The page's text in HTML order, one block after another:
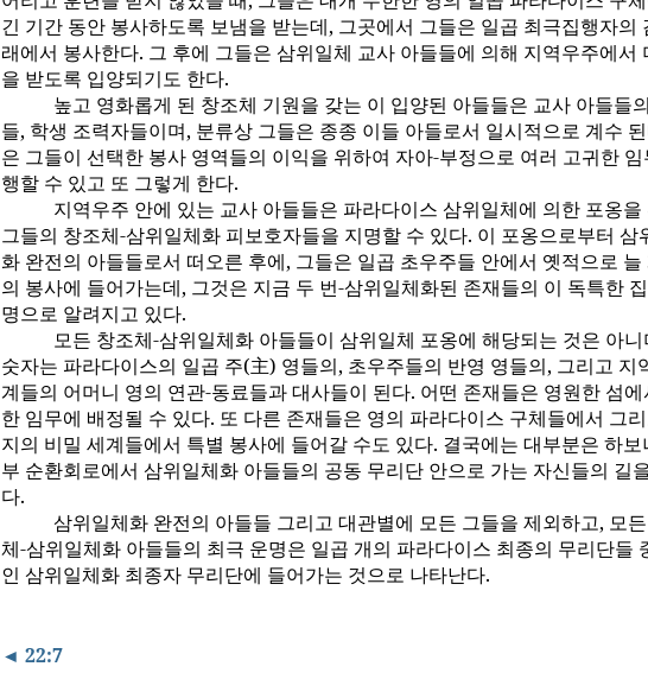
긴 기간 동안 봉사하도록 보냄을 받는데, 그곳에서 그들은 일곱 최극집행자의
래에서 봉사한다. 그 후에 그들은 삼위일체 교사 아들들에 의해 지역우주에서
을 받도록 입양되기도 한다.
높고 영화롭게 된 창조체 기원을 갖는 이 입양된 아들들은 교사 아들들
들, 학생 조력자들이며, 분류상 그들은 종종 이들 아들로서 일시적으로 계수
은 그들이 선택한 봉사 영역들의 이익을 위하여 자아-부정으로 여러 고귀한 임
행할 수 있고 또 그렇게 한다.
지역우주 안에 있는 교사 아들들은 파라다이스 삼위일체에 의한 포옹을
그들의 창조체-삼위일체화 피보호자들을 지명할 수 있다. 이 포옹으로부터 삼
화 완전의 아들들로서 떠오른 후에, 그들은 일곱 초우주들 안에서 옛적으로 늘
의 봉사에 들어가는데, 그것은 지금 두 번-삼위일체화된 존재들의 이 독특한
명으로 알려지고 있다.
모든 창조체-삼위일체화 아들들이 삼위일체 포옹에 해당되는 것은 아
숫자는 파라다이스의 일곱 주(主) 영들의, 초우주들의 반영 영들의, 그리고 지
계들의 어머니 영의 연관-동료들과 대사들이 된다. 어떤 존재들은 영원한 섬에
한 임무에 배정될 수 있다. 또 다른 존재들은 영의 파라다이스 구체들에서 그
지의 비밀 세계들에서 특별 봉사에 들어갈 수도 있다. 결국에는 대부분은 하보
부 순환회로에서 삼위일체화 아들들의 공동 무리단 안으로 가는 자신들의 길
다.
삼위일체화 완전의 아들들 그리고 대관별에 모든 그들을 제외하고, 모
체-삼위일체화 아들들의 최극 운명은 일곱 개의 파라다이스 최종의 무리단들
인 삼위일체화 최종자 무리단에 들어가는 것으로 나타난다.
◄ 22:7